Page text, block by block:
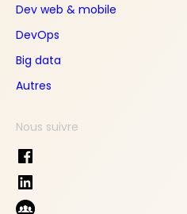
Dev web & mobile
DevOps
Big data
Autres
Nous suivre